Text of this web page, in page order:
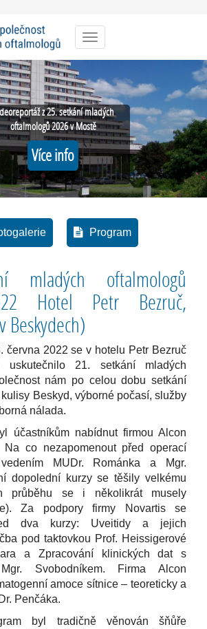
Menu
z 25. setkání mladých
oftalmologů 2026 v Mostě
Více info
Program
mladých oftalmologů
Hotel Petr Bezruč,
Beskydech)
června 2022 se v hotelu Petr Bezruč
uskutečnilo 21. setkání mladých
nám po celou dobu setkání
Beskyd, výborné počasí, služby
nálada.
účastníkům nabídnut firmou Alcon
Na co nezapomenout před operací
MUDr. Románka a Mgr.
dopolední kurzy se těšily velkému
průběhu se i několikrát musely
Za podpory firmy Novartis se
dva kurzy: Uveitidy a jejich
pod taktovkou Prof. Heissigerové
a Zpracování klinických dat s
Svobodníkem. Firma Alcon
amoce sítnice – teoreticky a
Penčáka.
byl tradičně věnován šňůře